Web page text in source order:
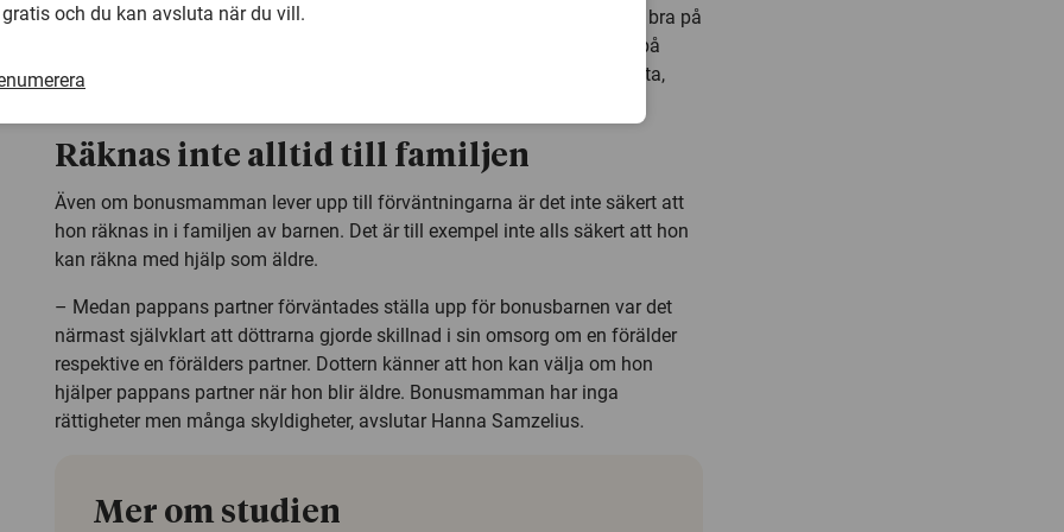
– Om pappan får förtroendet att vara barnvakt förväntas han inte vara bra på
att se när deras barn blir hungriga, att blöjan är full eller trösta barnen på
natten. Därför vill de gärna att hans kvinnliga partner tar ansvar för detta,
Räknas inte alltid till familjen
Även om bonusmamman lever upp till förväntningarna är det inte säkert att
hon räknas in i familjen av barnen. Det är till exempel inte alls säkert att hon
kan räkna med hjälp som äldre.
– Medan pappans partner förväntades ställa upp för bonusbarnen var det
närmast självklart att döttrarna gjorde skillnad i sin omsorg om en förälder
respektive en förälders partner. Dottern känner att hon kan välja om hon
hjälper pappans partner när hon blir äldre. Bonusmamman har inga
rättigheter men många skyldigheter, avslutar Hanna Samzelius.
Mer om studien
gratis och du kan avsluta när du vill.